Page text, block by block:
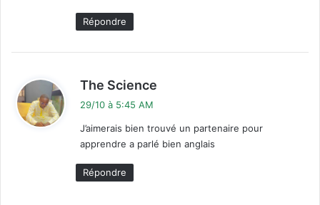
Répondre
The Science
:
29/10 à 5:45 AM
J’aimerais bien trouvé un partenaire pour
apprendre a parlé bien anglais
Répondre